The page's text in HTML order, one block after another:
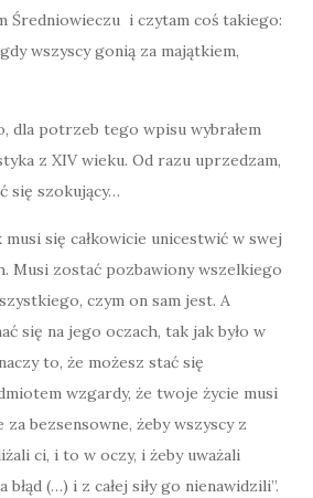
Średniowieczu i czytam coś takiego:
wszyscy gonią za majątkiem,
dla potrzeb tego wpisu wybrałem
z XIV wieku. Od razu uprzedzam,
się szokujący…
musi się całkowicie unicestwić w swej
Musi zostać pozbawiony wszelkiego
czym on sam jest. A
się na jego oczach, tak jak było w
to, że możesz stać się
wzgardy, że twoje życie musi
za bezsensowne, żeby wszyscy z
ci, i to w oczy, i żeby uważali
(…) i z całej siły go nienawidzili”.